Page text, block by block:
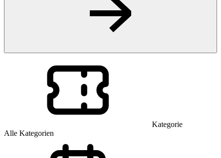
Kategorie
Alle Kategorien